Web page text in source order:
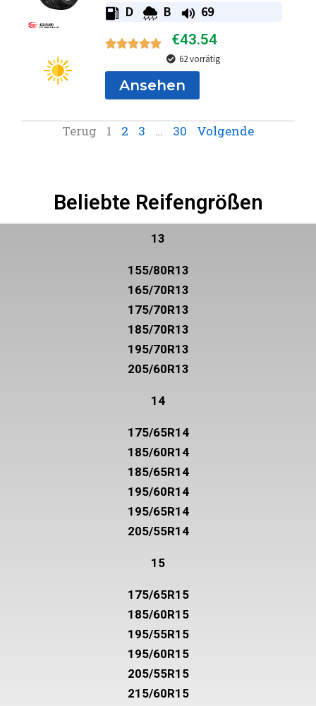
D B 69
€43.54
62 vorrätig
Ansehen
Terug 1 2 3 … 30 Volgende
Beliebte Reifengrößen
13
155/80R13
165/70R13
175/70R13
185/70R13
195/70R13
205/60R13
14
175/65R14
185/60R14
185/65R14
195/60R14
195/65R14
205/55R14
15
175/65R15
185/60R15
195/55R15
195/60R15
205/55R15
215/60R15